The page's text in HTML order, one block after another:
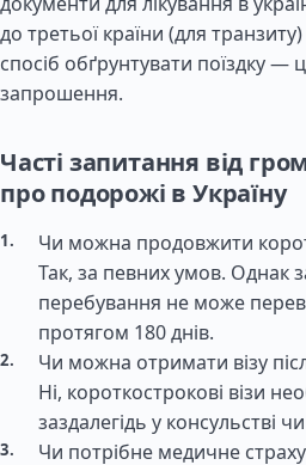
до третьої країни (для
спосіб обґрунтувати поїздку —
запрошення.
Часті запитання від
про подорожі в Україну
Чи можна продовжити
Так, за певних умов. Однак
перебування не може
протягом 180 днів.
Чи можна отримати візу
Ні, короткострокові візи
заздалегідь у консульстві
Чи потрібне медичне